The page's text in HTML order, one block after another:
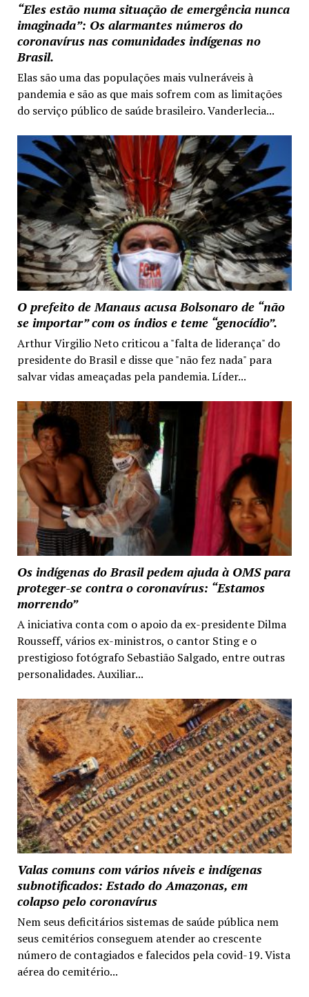
“Eles estão numa situação de emergência nunca
imaginada”: Os alarmantes números do
coronavírus nas comunidades indígenas no
Brasil.
Elas são uma das populações mais vulneráveis à
pandemia e são as que mais sofrem com as limitações
do serviço público de saúde brasileiro. Vanderlecia...
O prefeito de Manaus acusa Bolsonaro de “não
se importar” com os índios e teme “genocídio”.
Arthur Virgilio Neto criticou a "falta de liderança" do
presidente do Brasil e disse que "não fez nada" para
salvar vidas ameaçadas pela pandemia. Líder...
Os indígenas do Brasil pedem ajuda à OMS para
proteger-se contra o coronavírus: “Estamos
morrendo”
A iniciativa conta com o apoio da ex-presidente Dilma
Rousseff, vários ex-ministros, o cantor Sting e o
prestigioso fotógrafo Sebastião Salgado, entre outras
personalidades. Auxiliar...
Valas comuns com vários níveis e indígenas
subnotificados: Estado do Amazonas, em
colapso pelo coronavírus
Nem seus deficitários sistemas de saúde pública nem
seus cemitérios conseguem atender ao crescente
número de contagiados e falecidos pela covid-19. Vista
aérea do cemitério...